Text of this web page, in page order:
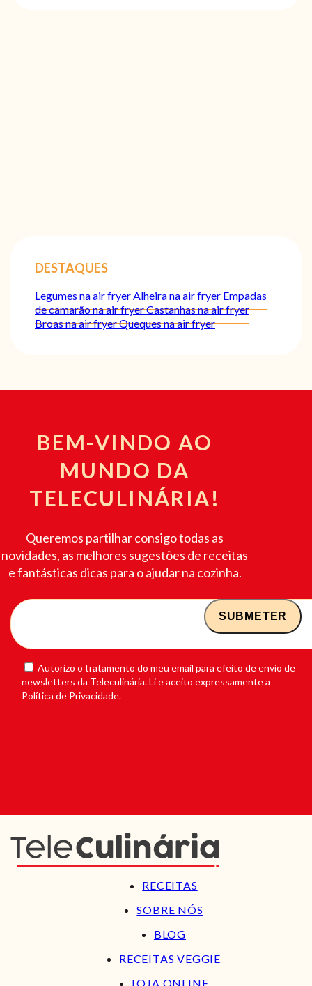
DESTAQUES
Legumes na air fryerAlheira na air fryer Empadas
de camarão na air fryerCastanhas na air fryer
Broas na air fryerQueques na air fryer
BEM-VINDO AO
MUNDO DA
TELECULINÁRIA!
Queremos partilhar consigo todas as
novidades, as melhores sugestões de receitas
e fantásticas dicas para o ajudar na cozinha.
Autorizo o tratamento do meu email para efeito de envio de
newsletters da Teleculinária. Li e aceito expressamente a
Política de Privacidade.
RECEITAS
SOBRE NÓS
BLOG
RECEITAS VEGGIE
LOJA ONLINE